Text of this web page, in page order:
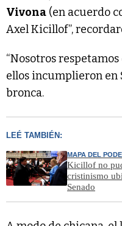
Vivona (en acuerdo
Axel Kicillof”,
“Nosotros
ellos incumplieron en
bronca.
LEÉ TAMBIÉN:
MAPA DEL
Kicillof no
cristinismo
Senado